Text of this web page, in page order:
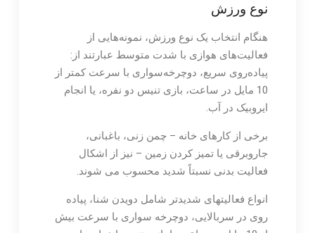
نوع ورزش
هنگام انتخاب یک نوع ورزش، نمونه‌هایی از
فعالیت‌های هوازی با شدت متوسط ​​عبارتند از:
پیاده‌روی سریع، دوچرخه‌سواری با سرعت کمتر از
10 مایل در ساعت، بازی تنیس دو نفره، یا انجام
ایروبیک در آب.
برخی از کارهای خانه – چمن زنی، باغبانی،
جاروبرقی یا تمیز کردن زمین – نیز از اشکال
فعالیت بدنی نسبتاً شدید محسوب می شوند.
انواع فعالیتهای شدیدتر شامل دویدن شنا، پیاده
روی در سربالایی، دوچرخه سواری با سرعت بیش